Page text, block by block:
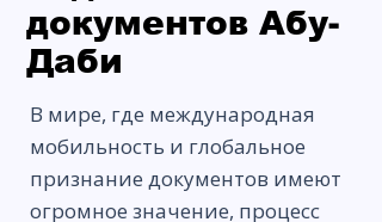
документов Абу-
Даби
В мире, где международная
мобильность и глобальное
признание документов имеют
огромное значение, процесс